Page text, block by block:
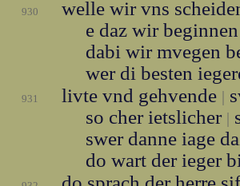
930
welle wir vns
e daz wir
dabi wir mvegen
wer di besten
931 livte vnd gehvende |
so cher ietslicher |
swer danne iage
do wart der ieger